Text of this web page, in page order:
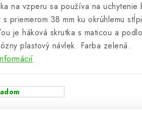
na vzperu sa používa na uchytenie
priemerom 38 mm ku okrúhlemu
je háková skrutka s maticou a
plastový návlek. Farba zelená.